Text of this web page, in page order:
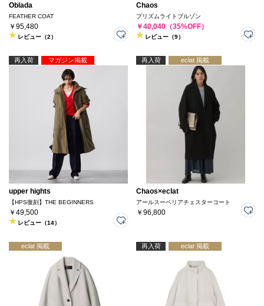
Oblada
FEATHER COAT
￥95,480
レビュー（2）
Chaos
プリズムライトブルゾン
￥40,040（35%OFF）
レビュー（9）
再入荷 マガジン掲載
upper hights
【HPS復刻】THE BEGINNERS
￥49,500
レビュー（14）
再入荷 eclat 掲載
Chaos×eclat
アールスーペリアチェスターコート
￥96,800
eclat 掲載 再入荷 eclat 掲載